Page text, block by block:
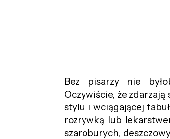
Bez pisarzy nie
Oczywiście, że
stylu i wciągającej
rozrywką lub
szaroburych,